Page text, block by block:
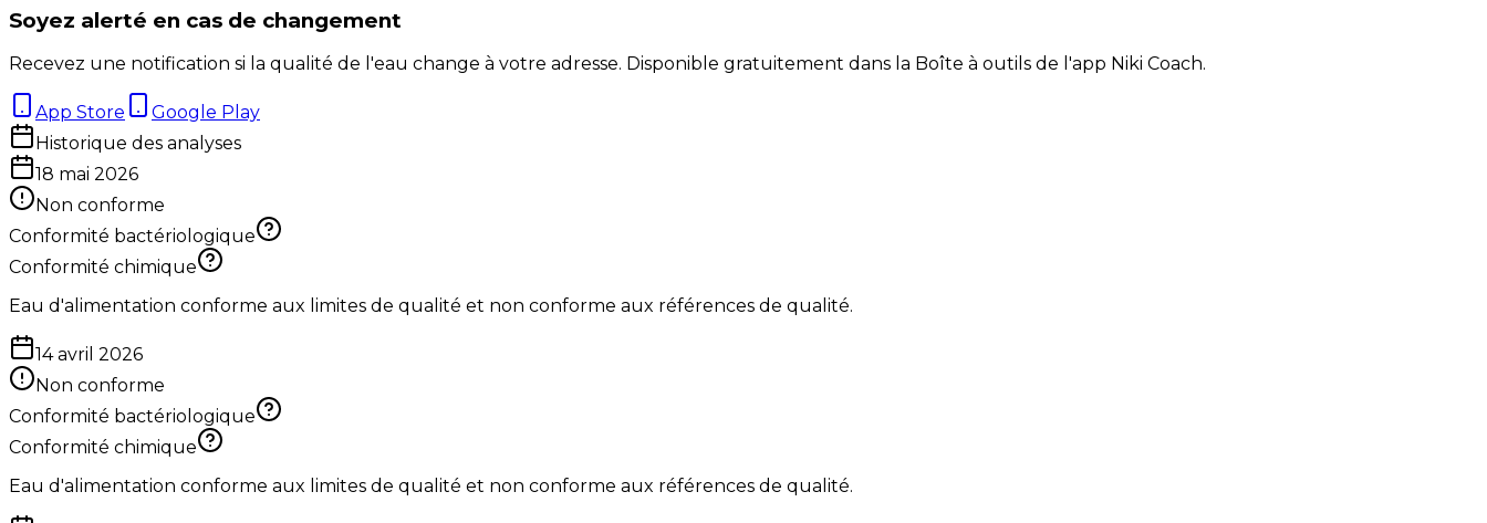
Soyez alerté en cas de changement
Recevez une notification si la qualité de l'eau change à votre adresse. Disponible gratuitement dans la Boîte à outils de l'app Niki Coach.
App Store
Google Play
Historique des analyses
18 mai 2026
Non conforme
Conformité bactériologique
Conformité chimique
Eau d'alimentation conforme aux limites de qualité et non conforme aux références de qualité.
14 avril 2026
Non conforme
Conformité bactériologique
Conformité chimique
Eau d'alimentation conforme aux limites de qualité et non conforme aux références de qualité.